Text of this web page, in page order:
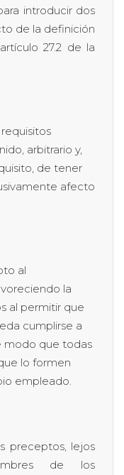
introducir dos
de la definición
27.2 de la
arbitrario y,
de tener
afecto
al
la
al permitir que
cumplirse a
modo que todas
lo formen
empleado.
preceptos, lejos
de los